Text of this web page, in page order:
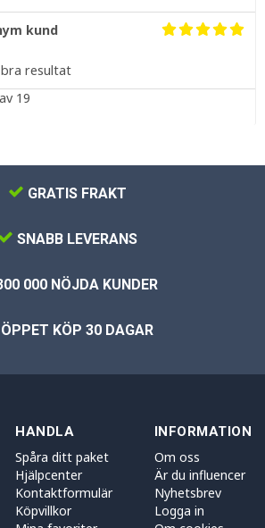
kund
resultat
19
GRATIS FRAKT
SNABB LEVERANS
000 NÖJDA KUNDER
ÖPPET KÖP 30 DAGAR
HANDLA
Spåra ditt paket
Hjälpcenter
Kontaktformulär
Köpvillkor
INFORMATION
Om oss
Är du influencer
Nyhetsbrev
Logga in